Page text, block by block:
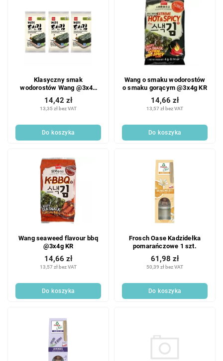
Klasyczny smak
wodorostów Wang @3x4g
13,35 zł bez VAT
14,42 zł
Do koszyka
Wang o smaku wodorostów
o smaku gorącym @3x4g KR
13,57 zł bez VAT
14,66 zł
Do koszyka
Wang seaweed flavour bbq
@3x4g KR
13,57 zł bez VAT
14,66 zł
Do koszyka
Frosch Oase Kadzidełka
pomarańczowe 1 szt.
50,39 zł bez VAT
61,98 zł
Do koszyka